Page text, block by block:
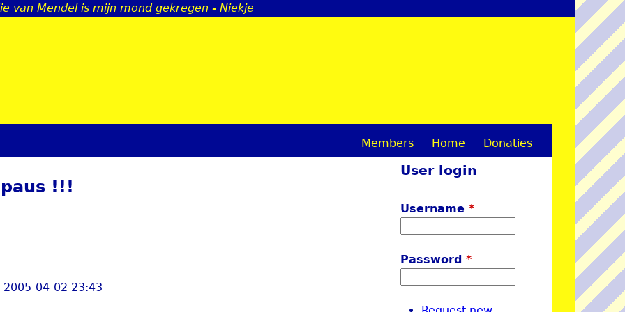
Jump to navigation
van Mendel is mijn mond gekregen - Niekje
!!!
2005-04-02 23:43
M
Members Home Donaties
User login
Username*
Password*